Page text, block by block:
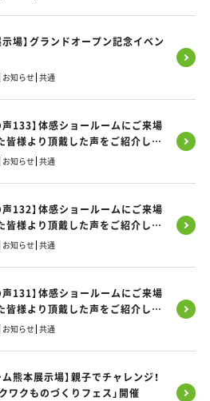
示場】グランドオープン記念イベン
お知らせ 共通
声133】体感ショールームにご来場
皆様より頂戴した声をご紹介しま
お知らせ 共通
声132】体感ショールームにご来場
皆様より頂戴した声をご紹介しま
お知らせ 共通
声131】体感ショールームにご来場
皆様より頂戴した声をご紹介しま
お知らせ 共通
ム熊本展示場】親子でチャレンジ！
ワクものづくりフェス」開催